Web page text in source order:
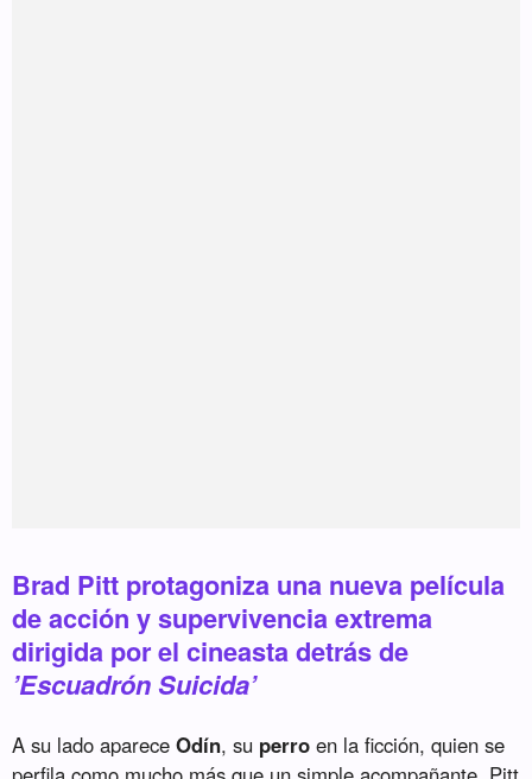
Brad Pitt protagoniza una nueva película
de acción y supervivencia extrema
dirigida por el cineasta detrás de
’Escuadrón Suicida’
A su lado apareceOdín, su perro en la ficción, quien se